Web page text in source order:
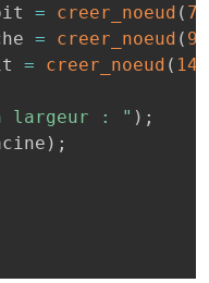
= creer_noeud ( 7
= creer_noeud ( 9
= creer_noeud ( 14
largeur : " ) ;
) ;